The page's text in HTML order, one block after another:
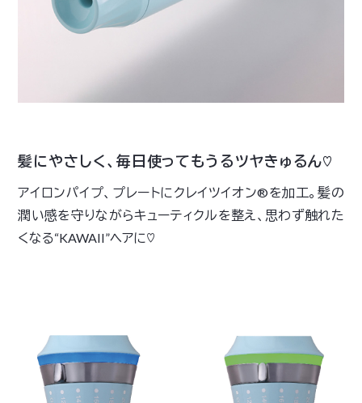
髪にやさしく、毎日使ってもうるツヤきゅるん♡
アイロンパイプ、プレートにクレイツイオン®を加工。髪の
潤い感を守りながらキューティクルを整え、思わず触れた
くなる“KAWAII”ヘアに♡